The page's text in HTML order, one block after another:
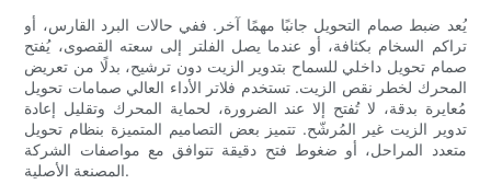
يُعد ضبط صمام التحويل جانبًا مهمًا آخر. ففي حالات البرد القارس، أو
تراكم السخام بكثافة، أو عندما يصل الفلتر إلى سعته القصوى، يُفتح
صمام تحويل داخلي للسماح بتدوير الزيت دون ترشيح، بدلًا من تعريض
المحرك لخطر نقص الزيت. تستخدم فلاتر الأداء العالي صمامات تحويل
مُعايرة بدقة، لا تُفتح إلا عند الضرورة، لحماية المحرك وتقليل إعادة
تدوير الزيت غير المُرشّح. تتميز بعض التصاميم المتميزة بنظام تحويل
متعدد المراحل، أو ضغوط فتح دقيقة تتوافق مع مواصفات الشركة
المصنعة الأصلية.